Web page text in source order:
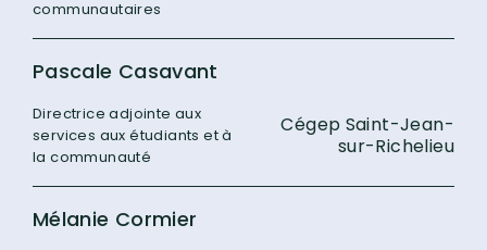
communautaires
Pascale Casavant
Directrice adjointe aux
services aux étudiants et à
la communauté
Cégep Saint-Jean-
sur-Richelieu
Mélanie Cormier